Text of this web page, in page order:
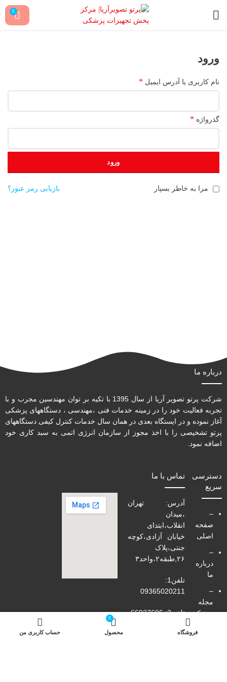
0
ورود
نام کاربری یا آدرس ایمیل *
گذرواژه *
ورود
بازیابی رمز عبور؟ مرا به خاطر بسپار
درباره ما
شرکت پرتو تصویر آریا از سال 1395 با تکیه بر توان مهندسین مجرب و با
تجربه فعالیت خود را در زمینه خدمات فنی ،مهندسی ، دستگاههای پزشکی
آغاز نموده و در ایستگاه بعدی در همان سال خدمات کنترل کیفی دستگاههای
پرتو تشخیصی را با اخذ مجوز از سازمان انرژی اتمی به سبد کاری خود
اضافه نمود.
دسترسی
سریع
–
صفحه
اصلی
–
درباره
ما
–
مجله
پزشکی
-ارتباط
تماس با ما
آدرس: تهران
،میدان
انقلاب،ابتدای
خیابان آزادی،کوچه
جنتی،پلاک
۲۶,طبقه۲،واحد۳
تلفن1:
09365020211
تلفن2: 66927696
فکس:66429737فروشگاه
0
محصول حساب کاربری من